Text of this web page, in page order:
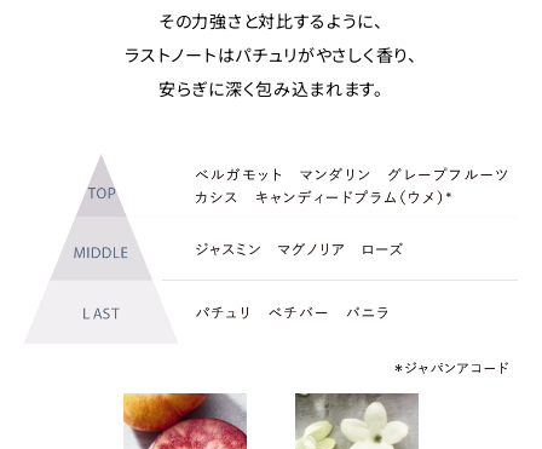
その力強さと対比するように、
ラストノートはパチュリがやさしく香り、
安らぎに深く包み込まれます。